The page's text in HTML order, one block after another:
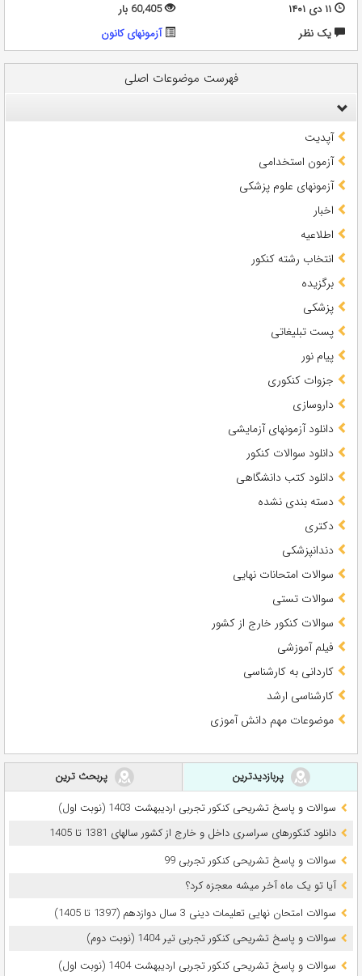
۱۱ دی ۱۴۰۱
60,405 بار
يک نظر
آزمونهای کانون
فهرست موضوعات اصلی
آپدیت
آزمون استخدامی
آزمونهای علوم پزشکی
اخبار
اطلاعیه
انتخاب رشته کنکور
برگزیده
پزشکی
پست تبلیغاتی
پیام نور
جزوات کنکوری
داروسازی
دانلود آزمونهای آزمایشی
دانلود سوالات کنکور
دانلود کتب دانشگاهی
دسته بندی نشده
دکتری
دندانپزشکی
سوالات امتحانات نهایی
سوالات تستی
سوالات کنکور خارج از کشور
فیلم آموزشی
کاردانی به کارشناسی
کارشناسی ارشد
موضوعات مهم دانش آموزی
پربازدیدترین
پربحث ترین
سوالات و پاسخ تشریحی کنکور تجربی اردیبهشت 1403 (نوبت اول)
دانلود کنکورهای سراسری داخل و خارج از کشور سالهای 1381 تا 1405
سوالات و پاسخ تشریحی کنکور تجربی 99
آیا تو یک ماه آخر میشه معجزه کرد؟
سوالات امتحان نهایی تعلیمات دینی 3 سال دوازدهم (1397 تا 1405)
سوالات و پاسخ تشریحی کنکور تجربی تیر 1404 (نوبت دوم)
سوالات و پاسخ تشریحی کنکور تجربی اردیبهشت 1404 (نوبت اول)